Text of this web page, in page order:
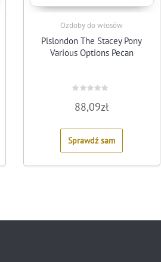
Ozdoby do włosów
Plslondon The Stacey Pony
Various Options Pecan
0
out
5
88,09zł
Sprawdź sam